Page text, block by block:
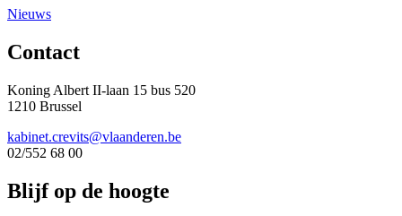
Nieuws
Contact
Koning Albert II-laan 15 bus 520
1210 Brussel
kabinet.crevits@vlaanderen.be
02/552 68 00
Blijf op de hoogte